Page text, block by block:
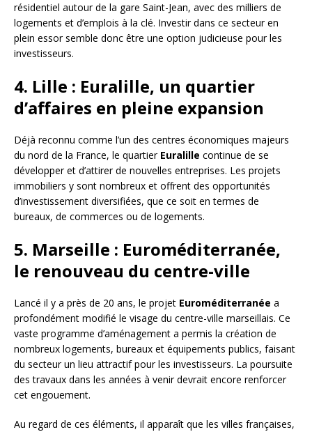
résidentiel autour de la gare Saint-Jean, avec des milliers de
logements et d’emplois à la clé. Investir dans ce secteur en
plein essor semble donc être une option judicieuse pour les
investisseurs.
4. Lille : Euralille, un quartier
d’affaires en pleine expansion
Déjà reconnu comme l’un des centres économiques majeurs
du nord de la France, le quartier Euralille continue de se
développer et d’attirer de nouvelles entreprises. Les projets
immobiliers y sont nombreux et offrent des opportunités
d’investissement diversifiées, que ce soit en termes de
bureaux, de commerces ou de logements.
5. Marseille : Euroméditerranée,
le renouveau du centre-ville
Lancé il y a près de 20 ans, le projet Euroméditerranée a
profondément modifié le visage du centre-ville marseillais. Ce
vaste programme d’aménagement a permis la création de
nombreux logements, bureaux et équipements publics, faisant
du secteur un lieu attractif pour les investisseurs. La poursuite
des travaux dans les années à venir devrait encore renforcer
cet engouement.
Au regard de ces éléments, il apparaît que les villes françaises,